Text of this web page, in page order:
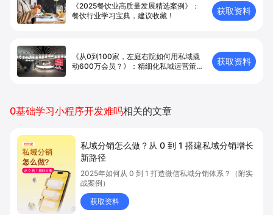
《2025餐饮业高质量发展精选案例》：
餐饮行业学习宝典，建议收藏！
获取资料
《从0到100家，左庭右院如何用私域撬
动600万会员？》：精细化私域运营策略
获取资料
0基础学习小程序开发难吗相关的文章
私域分销怎么做？从 0 到 1 搭建私域分销增长
新路径
2025年如何从 0 到 1 打造微信私域分销体系？（附实
战案例）
获取资料